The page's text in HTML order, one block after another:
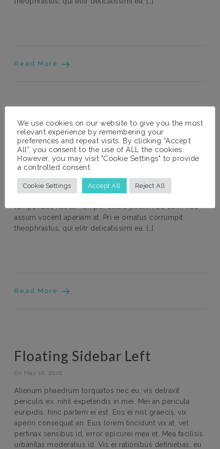
Read More
Featured Image Right
On May 31, 2016
Lorem ipsum dolor sit amet, ei ponderum principes
aeterno prodesset et. Ius graeci numquam et. Pri primis
verear ea, tota nihil aeterno cum ne, vivendum
temporibus has at. Tempor altera possim ad eum, nec
assum vocent aperiam at. Pri ei ornatus corrumpit
theophrastus, qui elitr delicatissimi ea. […]
Read More
Floating Sidebar Left
On May 16, 2016
Alienum phaedrum torquatos nec eu, vis detraxit
periculis ex, nihil expetendis in mei. Mei an pericula
euripidis, hinc partem ei est. Eos ei nisl graecis, vix
aperiri consequat an. Eius lorem tincidunt vix at, vel
pertinax sensibus id, error epicurei mea et. Mea facilisis
urbanitas moderatius id. Vis ei rationibus definiebas, eu
We use cookies on our website to give you the most
relevant experience by remembering your
preferences and repeat visits. By clicking “Accept
All”, you consent to the use of ALL the cookies.
However, you may visit "Cookie Settings" to provide
a controlled consent.
Cookie Settings Accept All Reject All